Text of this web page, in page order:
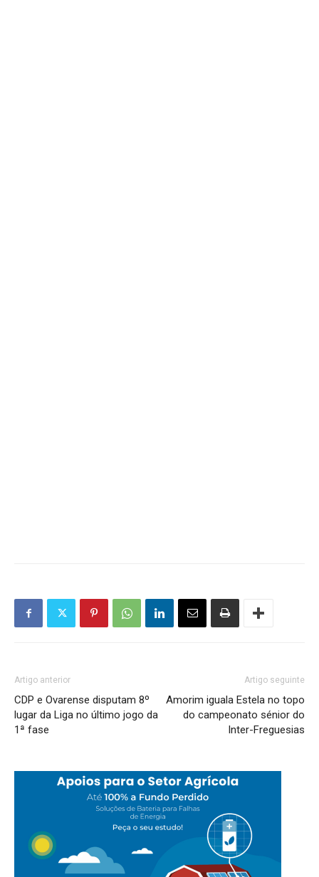
Artigo anterior
CDP e Ovarense disputam 8º
lugar da Liga no último jogo da
1ª fase
Artigo seguinte
Amorim iguala Estela no topo
do campeonato sénior do
Inter-Freguesias